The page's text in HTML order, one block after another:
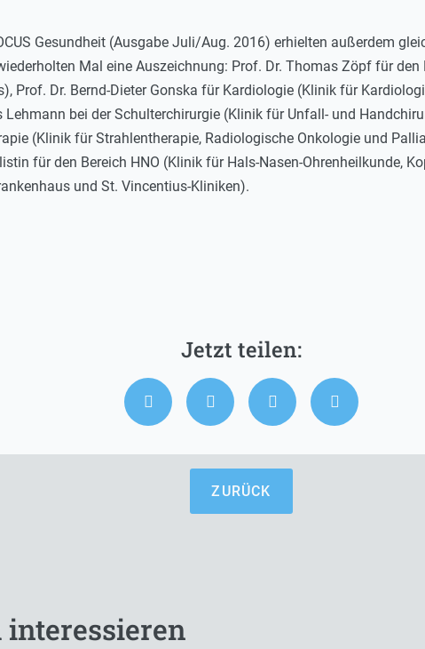
Gesundheit (Ausgabe Juli/Aug. 2016) erhielten außerdem
Mal eine Auszeichnung: Prof. Dr. Thomas Zöpf für
Prof. Dr. Bernd-Dieter Gonska für Kardiologie (Klinik für
bei der Schulterchirurgie (Klinik für Unfall- und
(Klinik für Strahlentherapie, Radiologische Onkologie und
für den Bereich HNO (Klinik für Hals-Nasen-Ohrenheilkunde,
und St. Vincentius-Kliniken).
ZURÜCK
interessieren